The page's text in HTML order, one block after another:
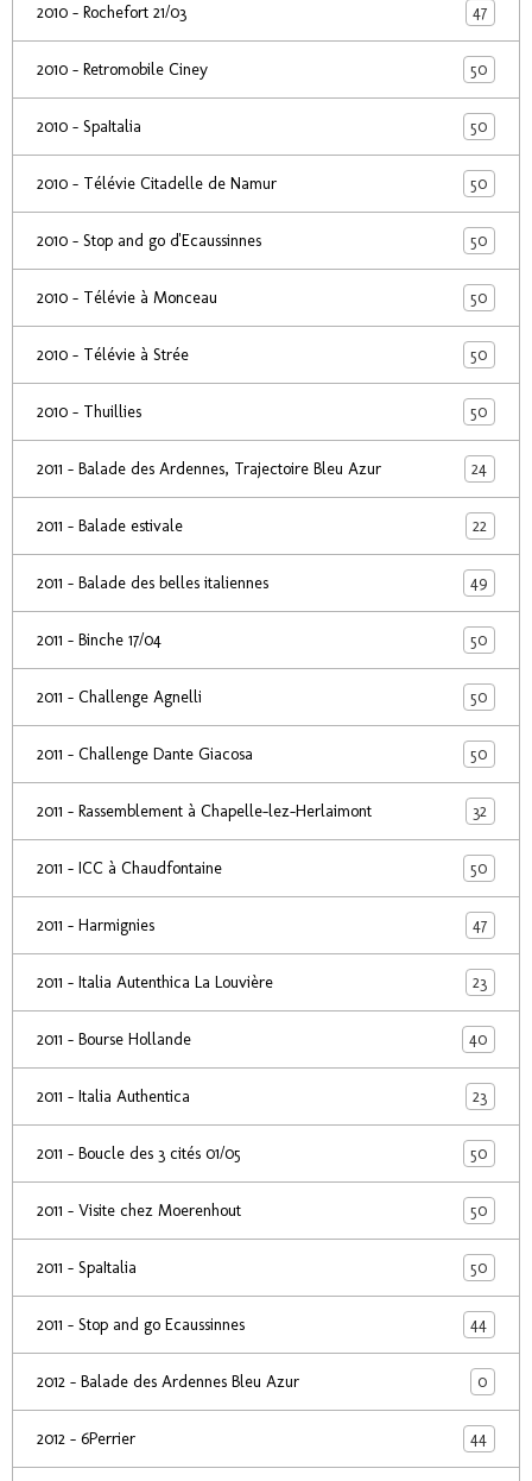
2010 - Rochefort 21/03 47
2010 - Retromobile Ciney 50
2010 - SpaItalia 50
2010 - Télévie Citadelle de Namur 50
2010 - Stop and go d'Ecaussinnes 50
2010 - Télévie à Monceau 50
2010 - Télévie à Strée 50
2010 - Thuillies 50
2011 - Balade des Ardennes, Trajectoire Bleu Azur 24
2011 - Balade estivale 22
2011 - Balade des belles italiennes 49
2011 - Binche 17/04 50
2011 - Challenge Agnelli 50
2011 - Challenge Dante Giacosa 50
2011 - Rassemblement à Chapelle-lez-Herlaimont 32
2011 - ICC à Chaudfontaine 50
2011 - Harmignies 47
2011 - Italia Autenthica La Louvière 23
2011 - Bourse Hollande 40
2011 - Italia Authentica 23
2011 - Boucle des 3 cités 01/05 50
2011 - Visite chez Moerenhout 50
2011 - SpaItalia 50
2011 - Stop and go Ecaussinnes 44
2012 - Balade des Ardennes Bleu Azur 0
2012 - 6Perrier 44